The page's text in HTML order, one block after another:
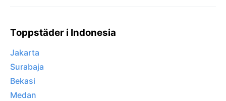
Toppstäder i Indonesia
Jakarta
Surabaja
Bekasi
Medan